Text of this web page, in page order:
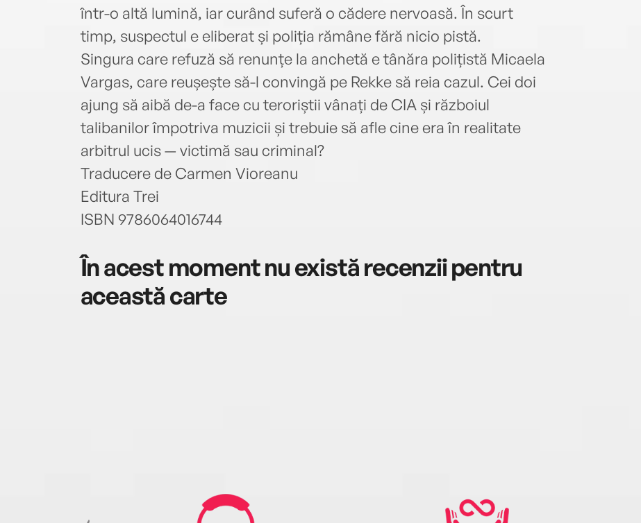
într-o altă lumină, iar curând suferă o cădere nervoasă. În scurt
timp, suspectul e eliberat și poliția rămâne fără nicio pistă.
Singura care refuză să renunțe la anchetă e tânăra polițistă Micaela
Vargas, care reușește să-l convingă pe Rekke să reia cazul. Cei doi
ajung să aibă de-a face cu teroriștii vânați de CIA și războiul
talibanilor împotriva muzicii și trebuie să afle cine era în realitate
arbitrul ucis — victimă sau criminal?
Traducere de Carmen Vioreanu
Editura Trei
ISBN 9786064016744
În acest moment nu există recenzii pentru
această carte